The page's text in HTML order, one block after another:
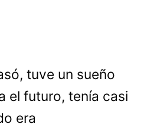
tuve un sueño
el futuro, tenía casi
era